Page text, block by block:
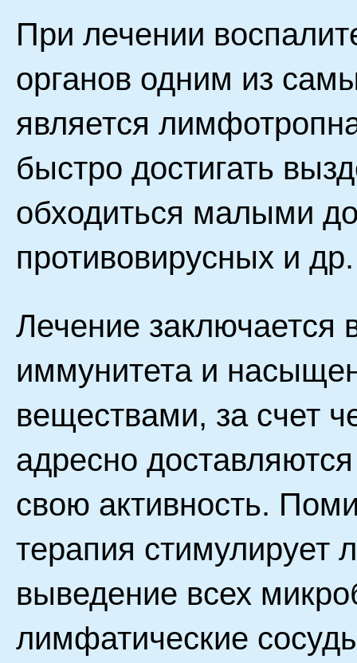
При лечении
органов одним из
является
быстро достигать
обходиться малыми
противовирусных и
Лечение заключается
иммунитета и
веществами, за счет
адресно
свою активность.
терапия стимулирует
выведение всех
лимфатические